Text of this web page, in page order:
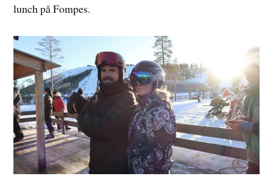
lunch på Fompes.